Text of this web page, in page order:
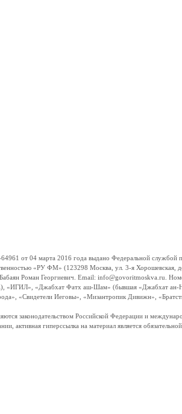
от 04 марта 2016 года выдано Федеральной службой
«РУ ФМ» (123298 Москва, ул. 3-я Хорошевская,
Роман Георгиевич. Email: info@govoritmoskva.ru.
«ИГИЛ», «Джабхат Фатх аш-Шам» (бывшая «Джабхат
«Свидетели Иеговы», «Мизантропик Дивижн»,
законодательством Российской Федерации и
активная гиперссылка на материал является